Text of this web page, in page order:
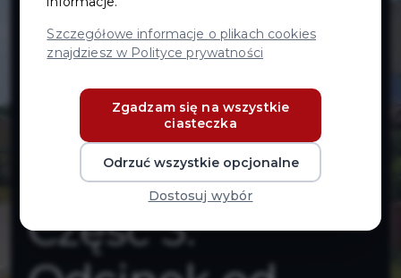
wzdłuż ulicy
Modrzewskiego
w Pruszczu
Gdańskim.
Część 3:
Szczegółowe informacje o plikach cookies
znajdziesz w Polityce prywatności
Zgadzam się na wszystkie
ciasteczka
Odrzuć wszystkie opcjonalne
Dostosuj wybór